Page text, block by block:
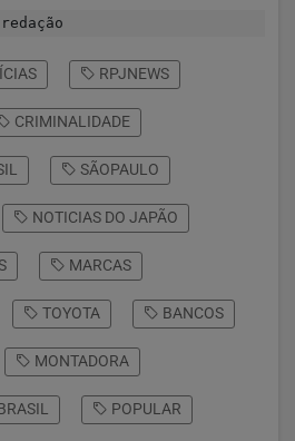
RPJNEWS
CRIMINALIDADE
SÃOPAULO
NOTICIAS DO JAPÃO
MARCAS
TOYOTA BANCOS
MONTADORA
POPULAR